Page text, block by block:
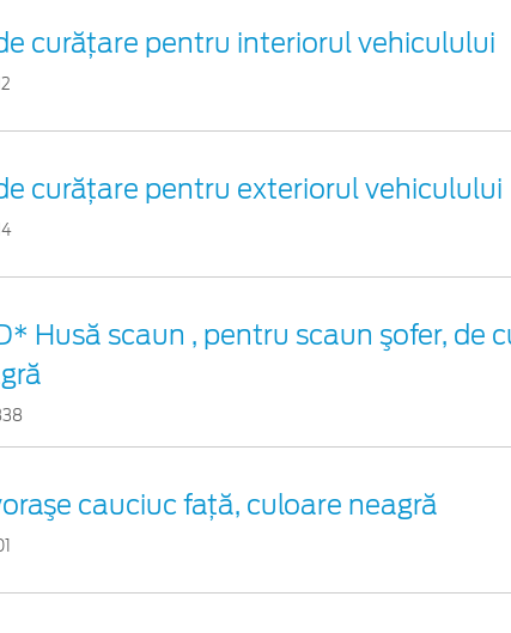
curățare pentru interiorul vehiculului
curățare pentru exteriorul vehiculului
Husă scaun , pentru scaun şofer, de
cauciuc faţă, culoare neagră